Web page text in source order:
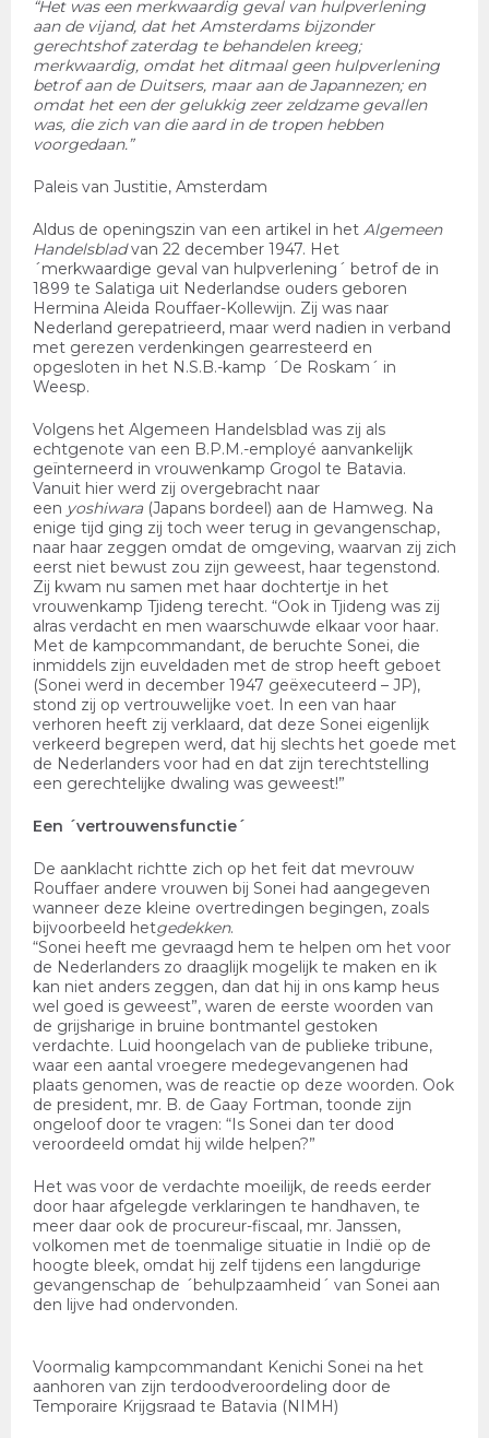
“Het was een merkwaardig geval van hulpverlening
aan de vijand, dat het Amsterdams bijzonder
gerechtshof zaterdag te behandelen kreeg;
merkwaardig, omdat het ditmaal geen hulpverlening
betrof aan de Duitsers, maar aan de Japannezen; en
omdat het een der gelukkig zeer zeldzame gevallen
was, die zich van die aard in de tropen hebben
voorgedaan.”
Paleis van Justitie, Amsterdam
Aldus de openingszin van een artikel in het Algemeen
Handelsbladvan 22 december 1947. Het
´merkwaardige geval van hulpverlening´ betrof de in
1899 te Salatiga uit Nederlandse ouders geboren
Hermina Aleida Rouffaer-Kollewijn. Zij was naar
Nederland gerepatrieerd, maar werd nadien in verband
met gerezen verdenkingen gearresteerd en
opgesloten in het N.S.B.-kamp ´De Roskam´ in
Weesp.
Volgens het Algemeen Handelsblad was zij als
echtgenote van een B.P.M.-employé aanvankelijk
geïnterneerd in vrouwenkamp Grogol te Batavia.
Vanuit hier werd zij overgebracht naar
een yoshiwara(Japans bordeel) aan de Hamweg. Na
enige tijd ging zij toch weer terug in gevangenschap,
naar haar zeggen omdat de omgeving, waarvan zij zich
eerst niet bewust zou zijn geweest, haar tegenstond.
Zij kwam nu samen met haar dochtertje in het
vrouwenkamp Tjideng terecht. “Ook in Tjideng was zij
alras verdacht en men waarschuwde elkaar voor haar.
Met de kampcommandant, de beruchte Sonei, die
inmiddels zijn euveldaden met de strop heeft geboet
(Sonei werd in december 1947 geëxecuteerd – JP),
stond zij op vertrouwelijke voet. In een van haar
verhoren heeft zij verklaard, dat deze Sonei eigenlijk
verkeerd begrepen werd, dat hij slechts het goede met
de Nederlanders voor had en dat zijn terechtstelling
een gerechtelijke dwaling was geweest!”
Een ´vertrouwensfunctie´
De aanklacht richtte zich op het feit dat mevrouw
Rouffaer andere vrouwen bij Sonei had aangegeven
wanneer deze kleine overtredingen begingen, zoals
bijvoorbeeld hetgedekken.
“Sonei heeft me gevraagd hem te helpen om het voor
de Nederlanders zo draaglijk mogelijk te maken en ik
kan niet anders zeggen, dan dat hij in ons kamp heus
wel goed is geweest”, waren de eerste woorden van
de grijsharige in bruine bontmantel gestoken
verdachte. Luid hoongelach van de publieke tribune,
waar een aantal vroegere medegevangenen had
plaats genomen, was de reactie op deze woorden. Ook
de president, mr. B. de Gaay Fortman, toonde zijn
ongeloof door te vragen: “Is Sonei dan ter dood
veroordeeld omdat hij wilde helpen?”
Het was voor de verdachte moeilijk, de reeds eerder
door haar afgelegde verklaringen te handhaven, te
meer daar ook de procureur-fiscaal, mr. Janssen,
volkomen met de toenmalige situatie in Indië op de
hoogte bleek, omdat hij zelf tijdens een langdurige
gevangenschap de ´behulpzaamheid´ van Sonei aan
den lijve had ondervonden.
Voormalig kampcommandant Kenichi Sonei na het
aanhoren van zijn terdoodveroordeling door de
Temporaire Krijgsraad te Batavia (NIMH)